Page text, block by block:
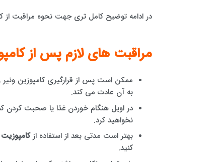
در ادامه توضیح کامل تری جهت نحوه مراقبت از
مراقبت های لازم پس از
ممکن است پس از قرارگیری کامپوزین ونیر
به آن عادت می کند.
در اویل هنگام خوردن غذا یا صحبت کردن
نخواهید کرد.
بهتر است مدتی بعد از استفاده ازکامپوزیت
کنید.